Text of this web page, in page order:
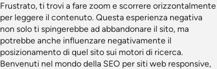
Frustrato, ti trovi a fare zoom e scorrere orizzontalmente
per leggere il contenuto. Questa esperienza negativa
non solo ti spingerebbe ad abbandonare il sito, ma
potrebbe anche influenzare negativamente il
posizionamento di quel sito sui motori di ricerca.
Benvenuti nel mondo della SEO per siti web responsive,